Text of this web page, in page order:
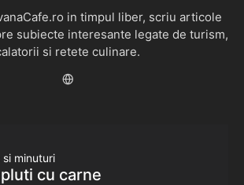
in timpul liber, scriu articole
subiecte interesante legate de turism,
si retete culinare.
si minuturi
cu carne